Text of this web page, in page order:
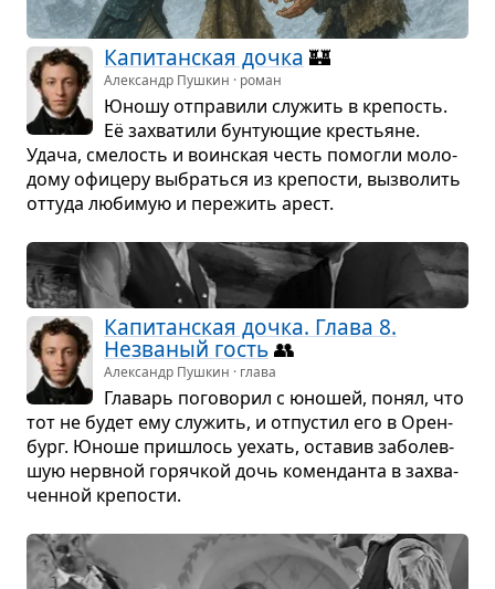
Капи­тан­ская дочка 🏰
Александр Пушкин · роман
Юношу отпра­вили слу­жить в кре­пость.
Её захва­тили бун­ту­ю­щие кре­стьяне.
Удача, сме­лость и воин­ская честь помо­гли моло­
дому офи­церу выбраться из кре­по­сти, выз­во­лить
оттуда люби­мую и пере­жить арест.
Капи­тан­ская дочка. Глава 8.
Незва­ный гость👥
Александр Пушкин · глава
Гла­варь пого­во­рил с юно­шей, понял, что
тот не будет ему слу­жить, и отпу­стил его в Орен­
бург. Юноше при­шлось уехать, оста­вив забо­лев­
шую нерв­ной горяч­кой дочь комен­данта в захва­
чен­ной кре­по­сти.